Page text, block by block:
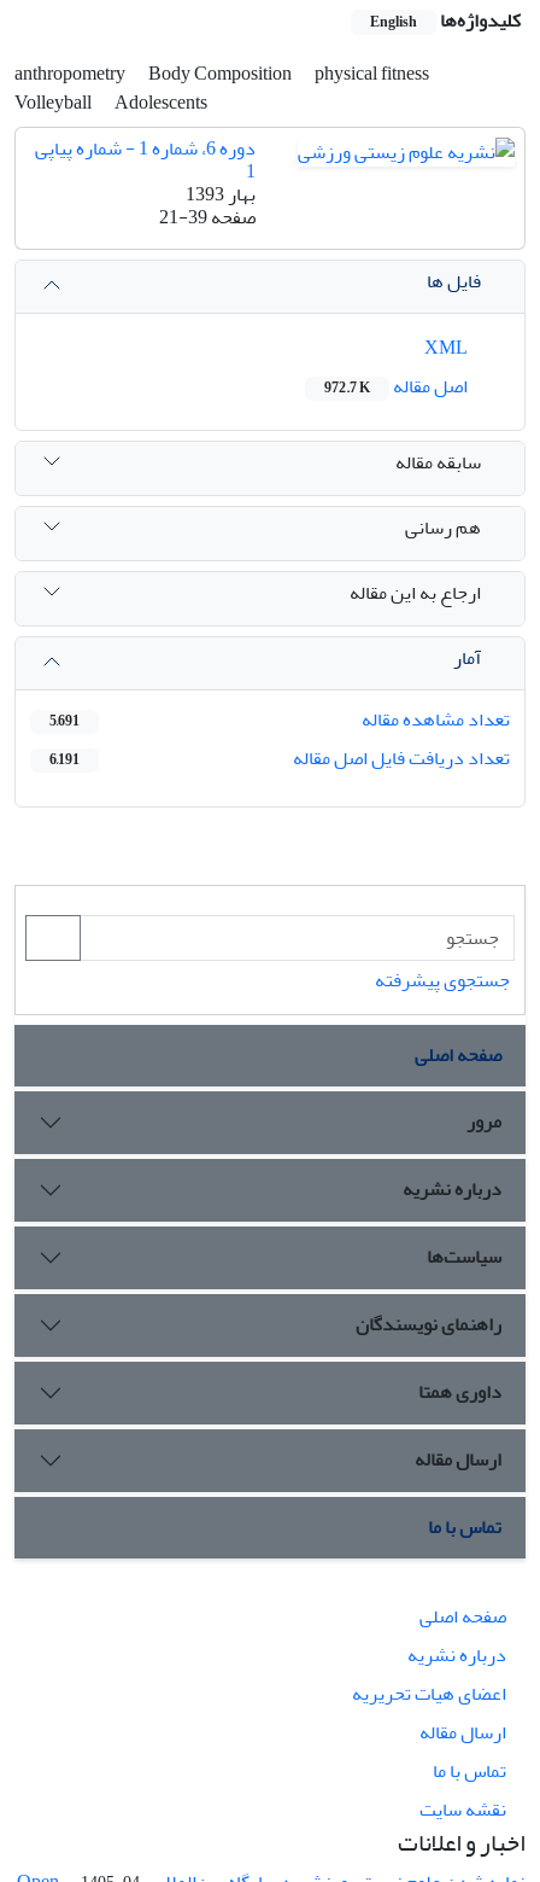
کلیدواژه‌ها English
anthropometry Body Composition
physical fitness
Volleyball
Adolescents
دوره 6، شماره 1 - شماره پیاپی
1
بهار 1393
صفحه21-39
فایل ها
اصل مقاله
972.7 K
سابقه مقاله
هم رسانی
ارجاع به این مقاله
آمار
تعداد مشاهده مقاله
5,691
تعداد دریافت فایل اصل مقاله 6,191
جستجوی پیشرفته
صفحه اصلی
مرور
درباره نشریه
سیاست‌ها
راهنمای نویسندگان
داوری همتا
ارسال مقاله
تماس با ما
صفحه اصلی
درباره نشریه
اعضای هیات تحریریه
ارسال مقاله
تماس با ما
نقشه سایت
اخبار و اعلانات